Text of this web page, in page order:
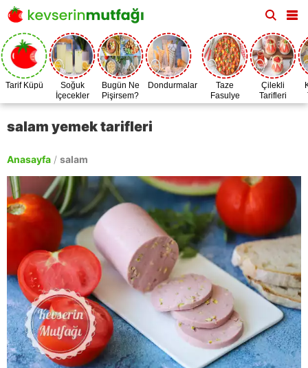
Tarif Küpü
Soğuk
İçecekler
Bugün Ne
Pişirsem?
Dondurmalar
Taze
Fasulye
Zamanı
Çilekli
Tarifleri
salam yemek tarifleri
Anasayfa / salam